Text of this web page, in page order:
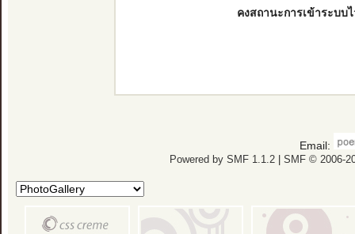
คงสถานะการเข้าระบบ
Email:
Powered by SMF 1.1.2| SMF © 2006-